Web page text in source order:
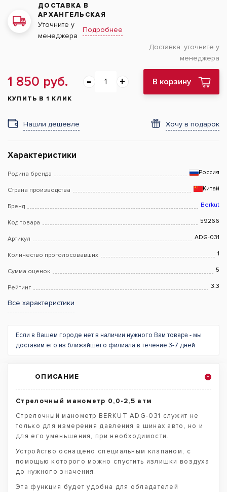
ДОСТАВКА В
АРХАНГЕЛЬСКАЯ
Уточните у
менеджера
Подробнее
Доставка: уточните у
менеджера
1 850 руб. В корзину
КУПИТЬ В 1 КЛИК
Нашли дешевле Хочу в подарок
Характеристики
Родина бренда Россия
Страна производства Китай
Бренд Berkut
Код товара 59266
Артикул ADG-031
Количество проголосовавших 1
Сумма оценок 5
Рейтинг 3.3
Все характеристики
Если в Вашем городе нет в наличии нужного Вам товара - мы
доставим его из ближайшего филиала в течение 3-7 дней
ОПИСАНИЕ
Стрелочный манометр 0,0-2,5 атм
Стрелочный манометр BERKUT ADG-031 служит не
только для измерения давления в шинах авто, но и
для его уменьшения, при необходимости.
Устройство оснащено специальным клапаном, с
помощью которого можно спустить излишки воздуха
до нужного значения.
Эта функция будет удобна для обладателей